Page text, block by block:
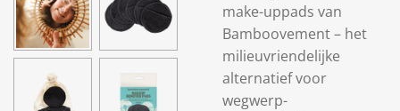
make-uppads van
Bamboovement – het
milieuvriendelijke
alternatief voor
wegwerp-